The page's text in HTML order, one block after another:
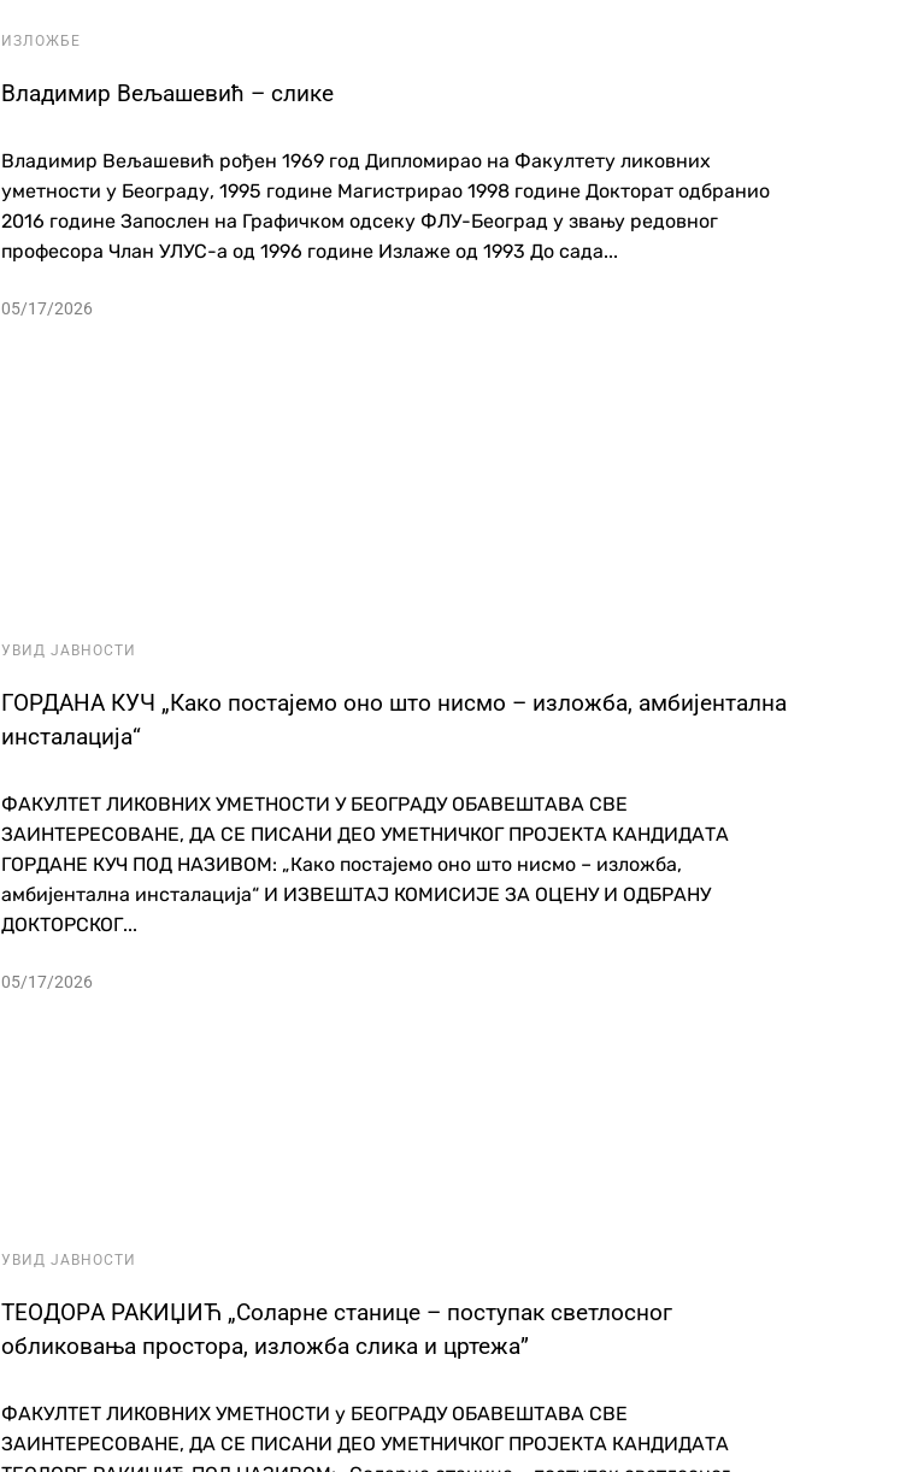
ИЗЛОЖБЕ
Владимир Вељашевић – слике
Владимир Вељашевић рођен 1969 год Дипломирао на Факултету ликовних
уметности у Београду, 1995 године Магистрирао 1998 године Докторат одбранио
2016 године Запослен на Графичком одсеку ФЛУ-Београд у звању редовног
професора Члан УЛУС-а од 1996 године Излаже од 1993 До сада...
05/17/2026
УВИД ЈАВНОСТИ
ГОРДАНА КУЧ „Како постајемо оно што нисмо – изложба, амбијентална
инсталација“
ФАКУЛТЕТ ЛИКОВНИХ УМЕТНОСТИ У БЕОГРАДУ ОБАВЕШТАВА СВЕ
ЗАИНТЕРЕСОВАНЕ, ДА СЕ ПИСАНИ ДЕО УМЕТНИЧКОГ ПРОЈЕКТА КАНДИДАТА
ГОРДАНЕ КУЧ ПОД НАЗИВОМ: „Како постајемо оно што нисмо – изложба,
амбијентална инсталација“ И ИЗВЕШТАЈ КОМИСИЈЕ ЗА ОЦЕНУ И ОДБРАНУ
ДОКТОРСКОГ...
05/17/2026
УВИД ЈАВНОСТИ
ТЕОДОРA РАКИЏИЋ „Соларне станице – поступак светлосног
обликовања простора, изложба слика и цртежа”
ФАКУЛТЕТ ЛИКОВНИХ УМЕТНОСТИ у БЕОГРАДУ ОБАВЕШТАВА СВЕ
ЗАИНТЕРЕСОВАНЕ, ДА СЕ ПИСАНИ ДЕО УМЕТНИЧКОГ ПРОЈЕКТА КАНДИДАТА